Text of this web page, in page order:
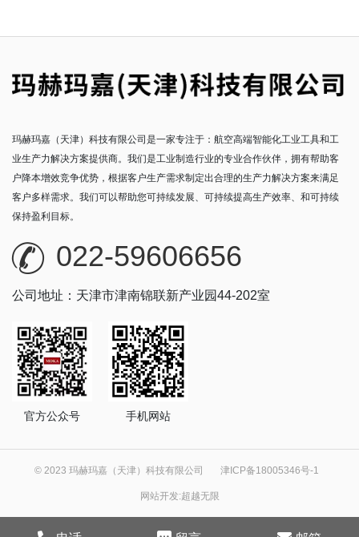
玛赫玛嘉（天津）科技有限公司是一家专注于：航空高端智能化工业工具和工
业生产力解决方案提供商。我们是工业制造行业的专业合作伙伴，拥有帮助客
户降本增效竞争优势，根据客户生产需求制定出合理的生产力解决方案来满足
客户多样需求。我们可以帮助您可持续发展、可持续提高生产效率、和可持续
保持盈利目标。
022-59606656
公司地址：天津市津南锦联新产业园44-202室
官方公众号 手机网站
© 2023 玛赫玛嘉（天津）科技有限公司 津ICP备18005346号-1
网站开发:超越无限